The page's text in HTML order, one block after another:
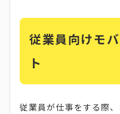
従業員向けモ
ト
従業員が仕事をする際